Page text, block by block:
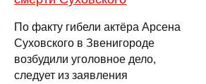
По факту гибели актёра Арсена
Суховского в Звенигороде
возбудили уголовное дело,
следует из заявления